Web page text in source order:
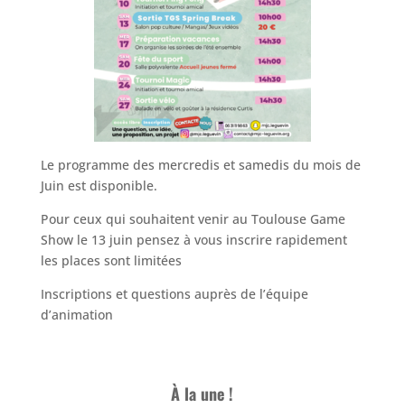
Le programme des mercredis et samedis du mois de
Juin est disponible.
Pour ceux qui souhaitent venir au Toulouse Game
Show le 13 juin pensez à vous inscrire rapidement
les places sont limitées
Inscriptions et questions auprès de l’équipe
d’animation
À la une !